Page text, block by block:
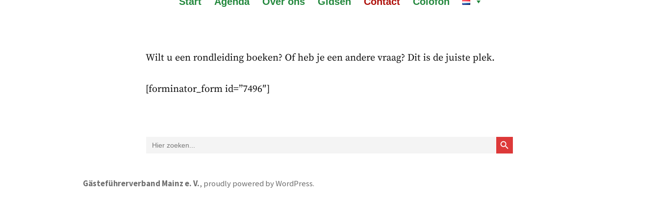
Wilt u een rondleiding boeken? Of heb je een andere vraag? Dit is de juiste plek.
[forminator_form id=”7496″]
Zoek
naar:
Zoekknop
Gästeführerverband Mainz e. V., proudly powered by WordPress.